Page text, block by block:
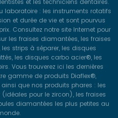
et les techniciens dentaires.
: les instruments rotatifs
et durée de vie et sont pourvus
Consultez notre site Internet pour
les fraises diamantées, les fraises
strips à séparer, les disques
les disques carbo acier®, les
Vous trouverez ici les dernières
gamme de produits Diaflex®,
que nos produits phares : les
pour le zircon), les fraises
diamantées les plus petites au